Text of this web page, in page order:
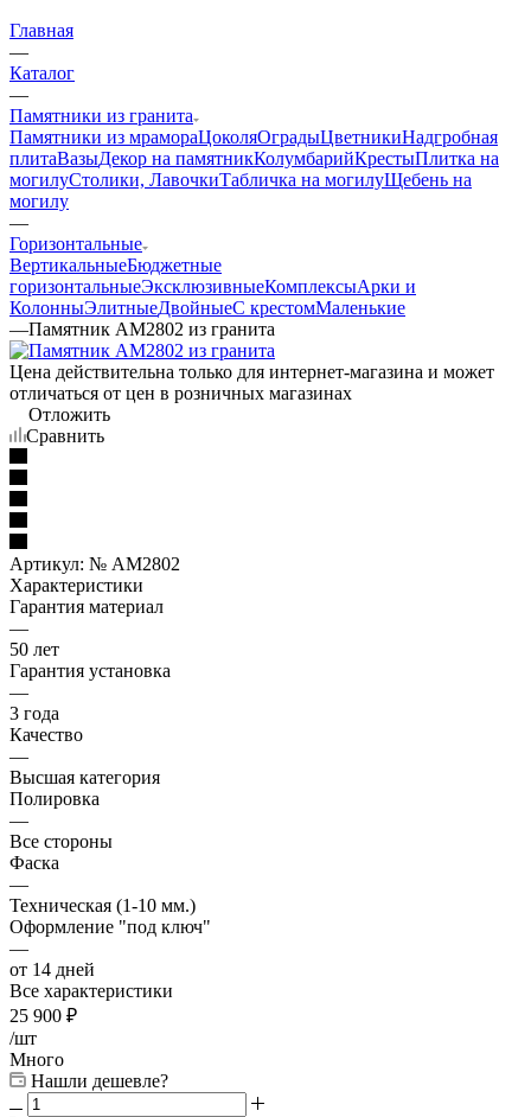
Главная
—
Каталог
—
Памятники из гранита
Памятники из мрамораЦоколяОградыЦветникиНадгробная
плитаВазыДекор на памятникКолумбарийКрестыПлитка на
могилуСтолики, ЛавочкиТабличка на могилуЩебень на
могилу
—
Горизонтальные
ВертикальныеБюджетные
горизонтальныеЭксклюзивныеКомплексыАрки и
КолонныЭлитныеДвойныеС крестомМаленькие
—Памятник AM2802 из гранита
Цена действительна только для интернет-магазина и может
отличаться от цен в розничных магазинах
Отложить
Сравнить
Артикул: № AM2802
Характеристики
Гарантия материал
—
50 лет
Гарантия установка
—
3 года
Качество
—
Высшая категория
Полировка
—
Все стороны
Фаска
—
Техническая (1-10 мм.)
Оформление "под ключ"
—
от 14 дней
Все характеристики
25 900 ₽
/шт
Много
Нашли дешевле?